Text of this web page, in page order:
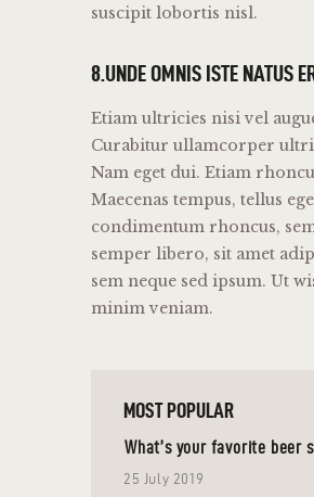
suscipit lobortis nisl.
8.UNDE OMNIS ISTE NATUS
Etiam ultricies nisi vel
Curabitur ullamcorper
Nam eget dui. Etiam
Maecenas tempus, tellus
condimentum rhoncus,
semper libero, sit amet
sem neque sed ipsum. Ut
minim veniam.
MOST POPULAR
What’s your favorite beer
25 July 2019